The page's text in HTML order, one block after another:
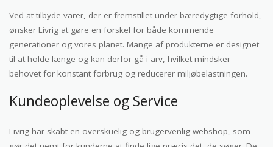
Ved at tilbyde varer, der er fremstillet under bæredygtige forhold,
ønsker Livrig at gøre en forskel for både kommende
generationer og vores planet. Mange af produkterne er designet
til at holde længe og kan derfor gå i arv, hvilket mindsker
behovet for konstant forbrug og reducerer miljøbelastningen.
Kundeoplevelse og Service
Livrig har skabt en overskuelig og brugervenlig webshop, som